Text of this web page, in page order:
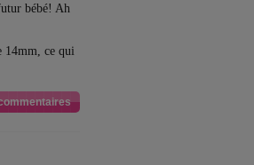
bébé! Ah
14mm, ce qui